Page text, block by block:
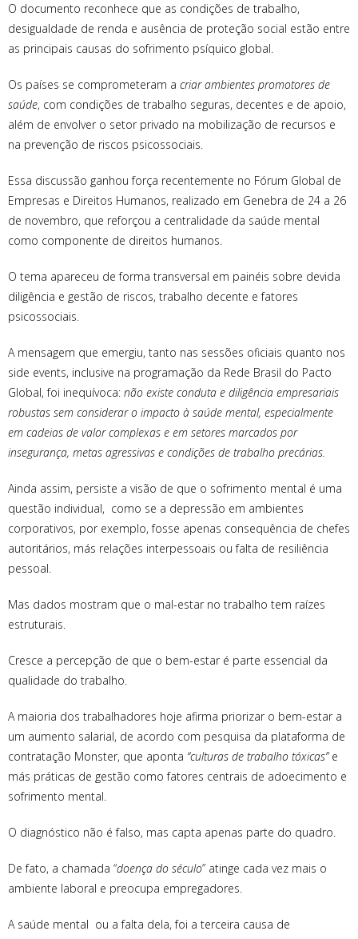
O documento reconhece que as condições de trabalho,
desigualdade de renda e ausência de proteção social estão entre
as principais causas do sofrimento psíquico global.
Os países se comprometeram a criar ambientes promotores de
saúde, com condições de trabalho seguras, decentes e de apoio,
além de envolver o setor privado na mobilização de recursos e
na prevenção de riscos psicossociais.
Essa discussão ganhou força recentemente no Fórum Global de
Empresas e Direitos Humanos, realizado em Genebra de 24 a 26
de novembro, que reforçou a centralidade da saúde mental
como componente de direitos humanos.
O tema apareceu de forma transversal em painéis sobre devida
diligência e gestão de riscos, trabalho decente e fatores
psicossociais.
A mensagem que emergiu, tanto nas sessões oficiais quanto nos
side events, inclusive na programação da Rede Brasil do Pacto
Global, foi inequívoca: não existe conduta e diligência empresariais
robustas sem considerar o impacto à saúde mental, especialmente
em cadeias de valor complexas e em setores marcados por
insegurança, metas agressivas e condições de trabalho precárias.
Ainda assim, persiste a visão de que o sofrimento mental é uma
questão individual, como se a depressão em ambientes
corporativos, por exemplo, fosse apenas consequência de chefes
autoritários, más relações interpessoais ou falta de resiliência
pessoal.
Mas dados mostram que o mal-estar no trabalho tem raízes
estruturais.
Cresce a percepção de que o bem-estar é parte essencial da
qualidade do trabalho.
A maioria dos trabalhadores hoje afirma priorizar o bem-estar a
um aumento salarial, de acordo com pesquisa da plataforma de
contratação Monster, que aponta “culturas de trabalho tóxicas”e
más práticas de gestão como fatores centrais de adoecimento e
sofrimento mental.
O diagnóstico não é falso, mas capta apenas parte do quadro.
De fato, a chamada “doença do século” atinge cada vez mais o
ambiente laboral e preocupa empregadores.
A saúde mental ou a falta dela, foi a terceira causa de